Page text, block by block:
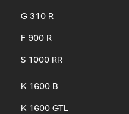
G 310 R
F 900 R
S 1000 RR
K 1600 B
K 1600 GTL